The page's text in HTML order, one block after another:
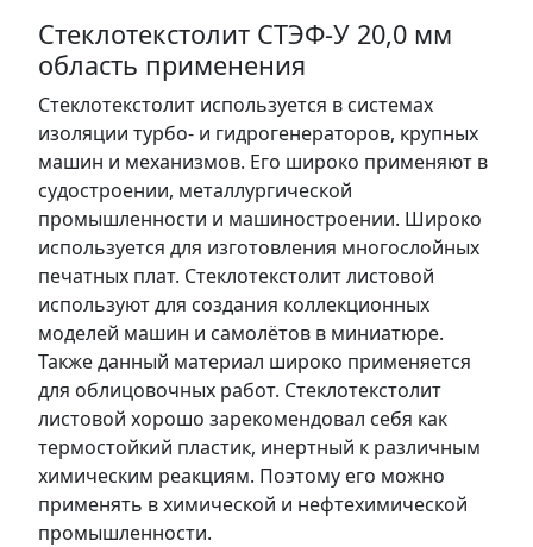
Стеклотекстолит СТЭФ-У 20,0 мм
область применения
Стеклотекстолит используется в системах
изоляции турбо- и гидрогенераторов, крупных
машин и механизмов. Его широко применяют в
судостроении, металлургической
промышленности и машиностроении. Широко
используется для изготовления многослойных
печатных плат. Стеклотекстолит листовой
используют для создания коллекционных
моделей машин и самолётов в миниатюре.
Также данный материал широко применяется
для облицовочных работ. Стеклотекстолит
листовой хорошо зарекомендовал себя как
термостойкий пластик, инертный к различным
химическим реакциям. Поэтому его можно
применять в химической и нефтехимической
промышленности.